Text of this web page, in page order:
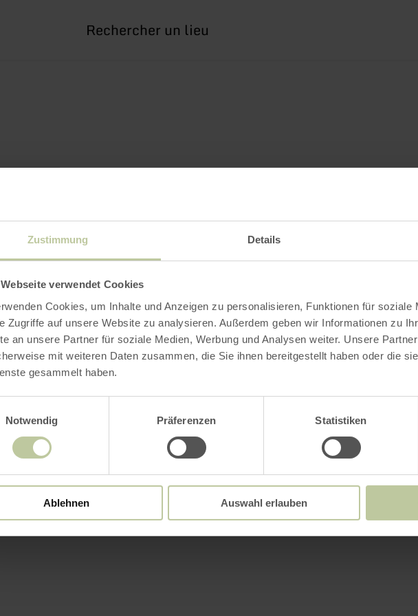
Zustimmung Details
verwendet Cookies
Cookies, um Inhalte und Anzeigen zu personalisieren, Funktionen für soziale
Zugriffe auf unsere Website zu analysieren. Außerdem geben wir Informationen zu
an unsere Partner für soziale Medien, Werbung und Analysen weiter. Unsere
mit weiteren Daten zusammen, die Sie ihnen bereitgestellt haben oder die
gesammelt haben.
Notwendig
Präferenzen Statistiken
Ablehnen Auswahl erlauben
recherche